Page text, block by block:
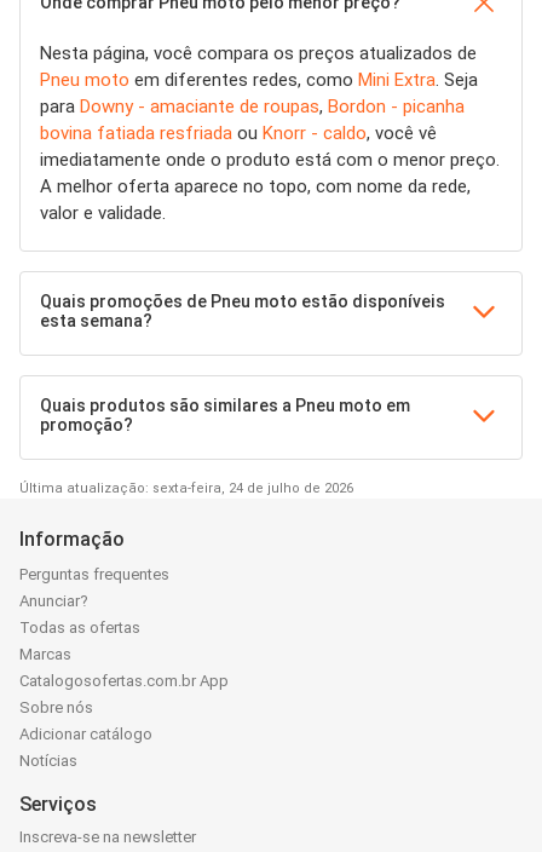
Nesta página, você compara os preços atualizados de
Pneu moto em diferentes redes, como Mini Extra. Seja
para Downy - amaciante de roupas, Bordon - picanha
bovina fatiada resfriada ou Knorr - caldo, você vê
imediatamente onde o produto está com o menor preço.
A melhor oferta aparece no topo, com nome da rede,
valor e validade.
Quais promoções de Pneu moto estão disponíveis
esta semana?
Quais produtos são similares a Pneu moto em
promoção?
Última atualização: sexta-feira, 24 de julho de 2026
Informação
Perguntas frequentes
Anunciar?
Todas as ofertas
Marcas
Catalogosofertas.com.br App
Sobre nós
Adicionar catálogo
Notícias
Serviços
Inscreva-se na newsletter